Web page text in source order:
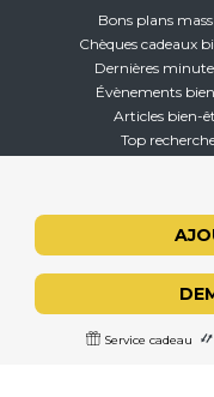
Service cadeau
Bons plans
Chèques cadeaux
Dernières
Évènements
Articles bien-
Top